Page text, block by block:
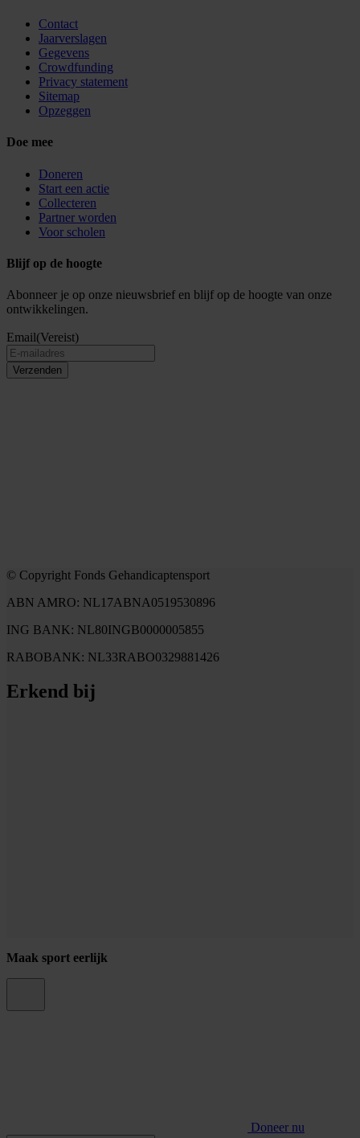
Contact
Jaarverslagen
Gegevens
Crowdfunding
Privacy statement
Sitemap
Opzeggen
Doe mee
Doneren
Start een actie
Collecteren
Partner worden
Voor scholen
Blijf op de hoogte
Abonneer je op onze nieuwsbrief en blijf op de hoogte van onze
ontwikkelingen.
Email(Vereist)
Verzenden
© Copyright Fonds Gehandicaptensport
ABN AMRO: NL17ABNA0519530896
ING BANK: NL80INGB0000005855
RABOBANK: NL33RABO0329881426
Erkend bij
Maak sport eerlijk
Doneer nu